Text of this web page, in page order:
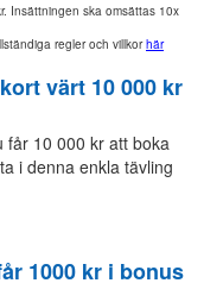
Insättningen ska omsättas 10x
regler och villkorhär
värt 10 000 kr
får 10 000 kr att boka
i denna enkla tävling
1000 kr i bonus